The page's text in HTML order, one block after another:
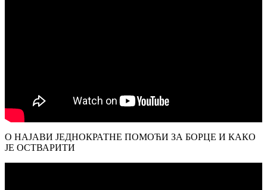
О НАЈАВИ ЈЕДНОКРАТНЕ ПОМОЋИ ЗА БОРЦЕ И КАКО
ЈЕ ОСТВАРИТИ